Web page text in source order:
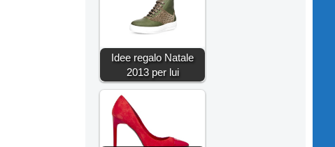
Idee regalo Natale
2013 per lui